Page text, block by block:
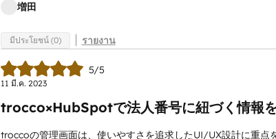
増田
มีประโยชน์ (0) รายงาน
5/5
11 มี.ค. 2023
trocco×HubSpotで法人番号に紐づく情報
troccoの管理画面は、使いやすさを追求したUI/UX設計に重点